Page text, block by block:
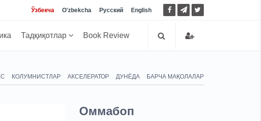
Ўзбекча O'zbekcha Русский English
Тадқиқотлар Book Review
КОЛУМНИСТЛАР АКСЕЛЕРАТОР ДУНЁДА БАРЧА МАҚОЛАЛАР
Оммабоп